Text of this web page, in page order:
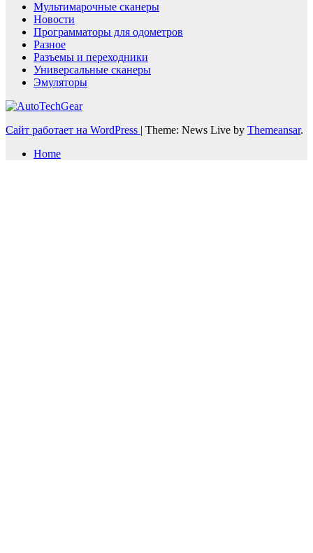
Мультимарочные сканеры
Новости
Программаторы для одометров
Разное
Разъемы и переходники
Универсальные сканеры
Эмуляторы
Сайт работает на WordPress | Theme: News Live by Themeansar.
Home